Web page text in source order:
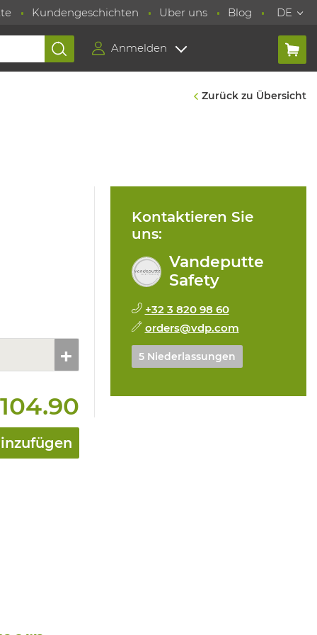
Kundengeschichten Uber uns Blog DE
Anmelden
Zurück zu Übersicht
Kontaktieren Sie
uns:
Vandeputte
Safety
+32 3 820 98 60
orders@vdp.com
5 Niederlassungen